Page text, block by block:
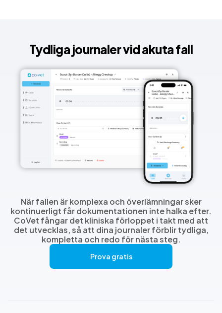
Tydliga journaler vid akuta fall
När fallen är komplexa och överlämningar sker
kontinuerligt får dokumentationen inte halka efter.
CoVet fångar det kliniska förloppet i takt med att
det utvecklas, så att dina journaler förblir tydliga,
kompletta och redo för nästa steg.
Prova gratis